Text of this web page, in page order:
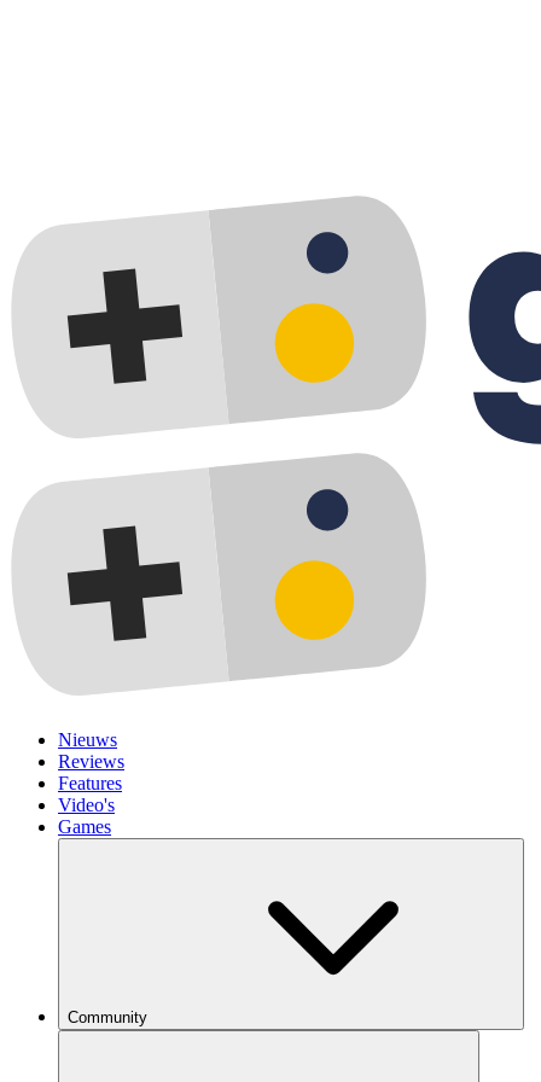
Nieuws
Reviews
Features
Video's
Games
Community